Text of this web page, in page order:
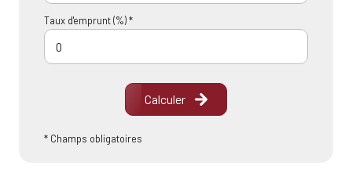
Taux d'emprunt (%) *
Calculer
* Champs obligatoires